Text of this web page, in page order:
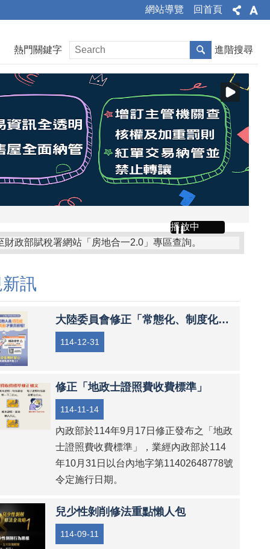
網站導覽 回首頁
熱門關鍵字 進階搜尋
播放中
政部賦稅署網站「房地合一2.0」專區查詢。
~
員會提醒您~
訊
大陸委員會修正「常態化、制度化查核人員範圍表」
114-12-31
修正「地政士證照費收費標準」
114-11-14
內政部於114年9月17日修正發布之「地政
士證照費收費標準」，業經內政部於114
年10月31日以台內地字第11402648778號
令定施行日期。
兒少性剝削修法重點懶人包
114-09-11